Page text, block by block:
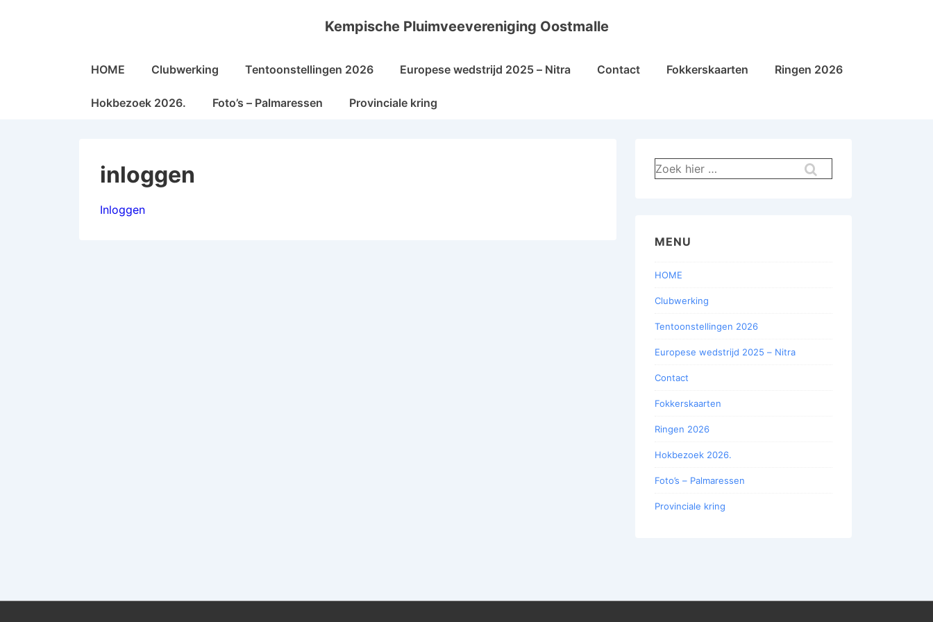
Kempische Pluimveevereniging Oostmalle
Hoofd
HOME Clubwerking Tentoonstellingen 2026 Europese wedstrijd 2025 – Nitra Contact Fokkerskaarten Ringen 2026
Hokbezoek 2026. Foto’s – Palmaressen Provinciale kring
inloggen
Inloggen
Zoek
naar:
MENU
HOME
Clubwerking
Tentoonstellingen 2026
Europese wedstrijd 2025 – Nitra
Contact
Fokkerskaarten
Ringen 2026
Hokbezoek 2026.
Foto’s – Palmaressen
Provinciale kring